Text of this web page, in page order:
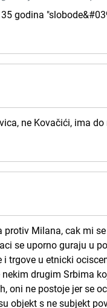
godina
ne Kovačići, ima
protiv Milana, cak mi
se uporno guraju u
i trgove u etnicki
drugim Srbima
oni ne postoje jer se
objekt s ne subjekt